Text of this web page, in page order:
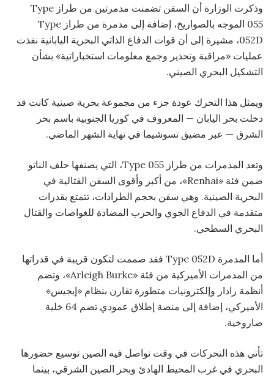
وذكرت الوزارة أن السفن تضمنت مدمرتين من طراز Type
055 الموجه بالصواريخ، إضافة إلى مدمرة من طراز Type
052D، مشيرة إلى أن قوات الدفاع الذاتي البحرية اليابانية نفذت
عمليات «مراقبة وتحذير وجمع معلومات استخباراتية» بشأن
التشكيل البحري الصيني.
ويمثل هذا التحرك عودة جزء من مجموعة بحرية صينية كانت قد
دخلت بحر اليابان — المعروف في كوريا الجنوبية باسم بحر
الشرق — عبر مضيق تسوشيما في نهاية الشهر الماضي.
وتعد المدمرات من طراز Type 055، التي يصنفها حلف الناتو
ضمن فئة «Renhai»، من أكبر وأقوى السفن القتالية في
البحرية الصينية. وهي سفن بحجم الطرادات، تتمتع بقدرات
متقدمة في الدفاع الجوي والحرب المضادة للغواصات والقتال
البحري السطحي.
أما المدمرة Type 052D فقد صممت لتكون قريبة في قدراتها
من المدمرات الأميركية من فئة «Arleigh Burke»، وتضم
أنظمة رادار وإلكترونيات متطورة تقارن بنظام «إيجيس»
الأميركي، إضافة إلى منصة إطلاق عمودي تضم 64 خلية
صاروخية.
تأتي هذه التحركات في وقت تواصل فيه الصين توسيع حضورها
البحري في غرب المحيط الهادئ وبحر الصين الشرقي، بينما